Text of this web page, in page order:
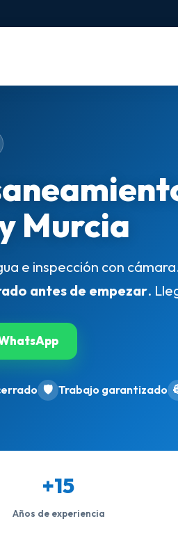
Murcia
e inspección con
antes de empezar.
🛡️ Trabajo garantizado
+15
Años de experiencia